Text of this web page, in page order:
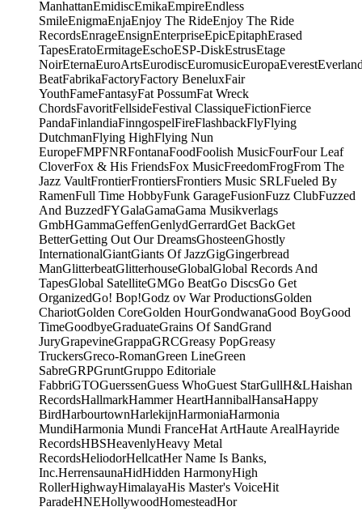
ManhattanEmidiscEmikaEmpireEndless
SmileEnigmaEnjaEnjoy The RideEnjoy The Ride
RecordsEnrageEnsignEnterpriseEpicEpitaphErased
TapesEratoErmitageEschoESP-DiskEstrusEtage
NoirEternaEuroArtsEurodiscEuromusicEuropaEverest
BeatFabrikaFactoryFactory BeneluxFair
YouthFameFantasyFat PossumFat Wreck
ChordsFavoritFellsideFestival ClassiqueFictionFierce
PandaFinlandiaFinngospelFireFlashbackFlyFlying
DutchmanFlying HighFlying Nun
EuropeFMPFNRFontanaFoodFoolish MusicFourFour Leaf
CloverFox & His FriendsFox MusicFreedomFrogFrom The
Jazz VaultFrontierFrontiersFrontiers Music SRLFueled By
RamenFull Time HobbyFunk GarageFusionFuzz ClubFuzzed
And BuzzedFYGalaGamaGama Musikverlags
GmbHGammaGeffenGenlydGerrardGet BackGet
BetterGetting Out Our DreamsGhosteenGhostly
InternationalGiantGiants Of JazzGigGingerbread
ManGlitterbeatGlitterhouseGlobalGlobal Records And
TapesGlobal SatelliteGMGo BeatGo DiscsGo Get
OrganizedGo! Bop!Godz ov War ProductionsGolden
ChariotGolden CoreGolden HourGondwanaGood BoyGood
TimeGoodbyeGraduateGrains Of SandGrand
JuryGrapevineGrappaGRCGreasy PopGreasy
TruckersGreco-RomanGreen LineGreen
SabreGRPGruntGruppo Editoriale
FabbriGTOGuerssenGuess WhoGuest StarGullH&LHaishan
RecordsHallmarkHammer HeartHannibalHansaHappy
BirdHarbourtownHarlekijnHarmoniaHarmonia
MundiHarmonia Mundi FranceHat ArtHaute ArealHayride
RecordsHBSHeavenlyHeavy Metal
RecordsHeliodorHellcatHer Name Is Banks,
Inc.HerrensaunaHidHidden HarmonyHigh
RollerHighwayHimalayaHis Master's VoiceHit
ParadeHNEHollywoodHomesteadHor